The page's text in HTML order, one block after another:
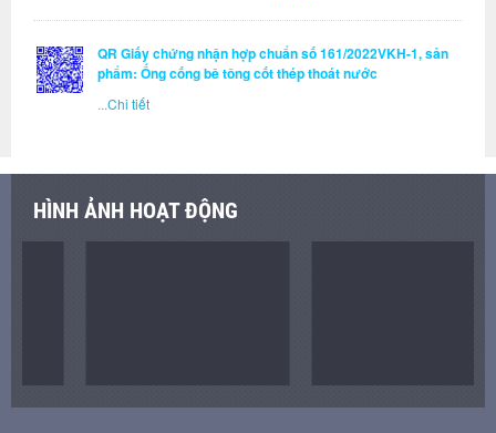
QR Giấy chứng nhận hợp chuẩn số 161/2022VKH-1, sản
phẩm: Ống cống bê tông cốt thép thoát nước
Chi tiết
HÌNH ẢNH HOẠT ĐỘNG